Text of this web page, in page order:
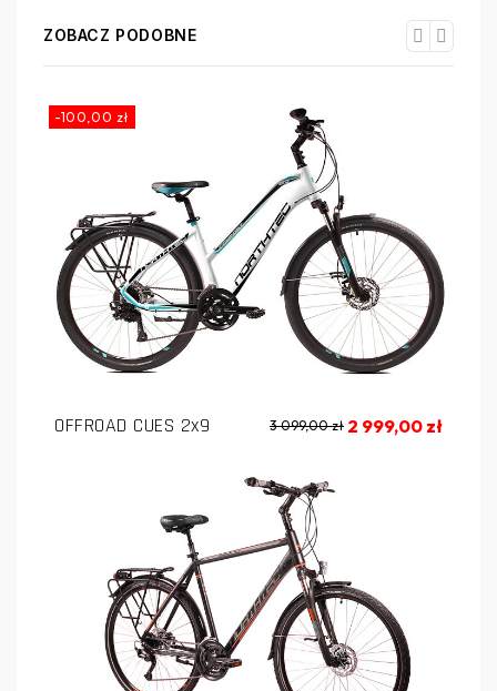
ZOBACZ PODOBNE
-100,00 zł
OFFROAD CUES 2x9 3 099,00 zł 2 999,00 zł